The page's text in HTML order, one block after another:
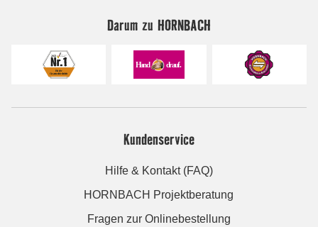
Darum zu HORNBACH
Kundenservice
Hilfe & Kontakt (FAQ)
HORNBACH Projektberatung
Fragen zur Onlinebestellung